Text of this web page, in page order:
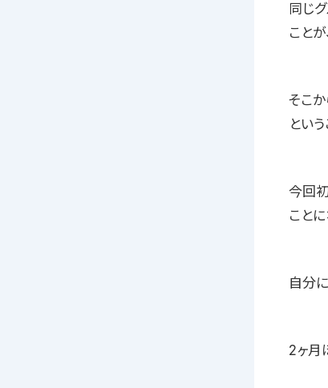
同じ
こと
そこ
とい
今回
ことに
自分
2ヶ月